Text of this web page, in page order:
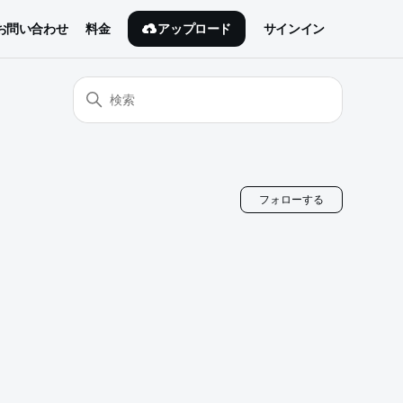
問い合わせ 料金 アップロード サインイン
フォローする
0人がフ